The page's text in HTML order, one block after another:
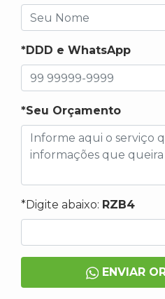
*DDD e WhatsApp
*Seu Orçamento
*Digite abaixo: RZB4
ENVIAR